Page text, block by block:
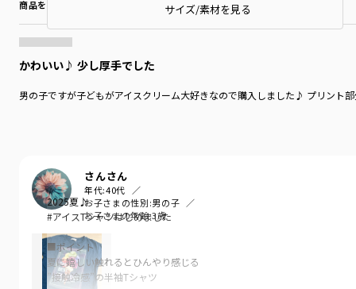
商品をチェックする＞
かわいい♪ 少し厚手でした
男の子ですが子どもがアイスクリーム大好きなので購入しました♪ プリント
さんさん
年代:40代
お子さまの性別:男の子
お子さまの年齢:3歳
サイズ/素材を見る
2025夏♪
#アイスTシャツはじめました
■ポイント
夏に嬉しい触れるとひんやり感じる
”接触冷感”の半袖Tシャツ